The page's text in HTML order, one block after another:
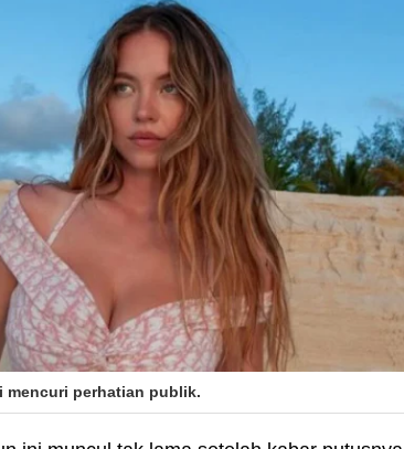
mencuri perhatian publik.